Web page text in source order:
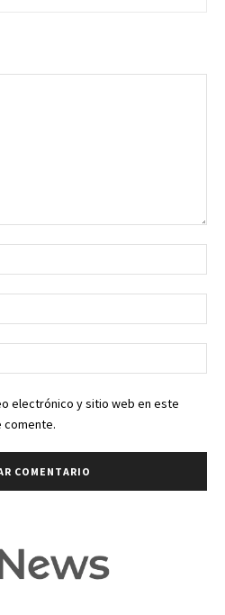
electrónico y sitio web en este
comente.